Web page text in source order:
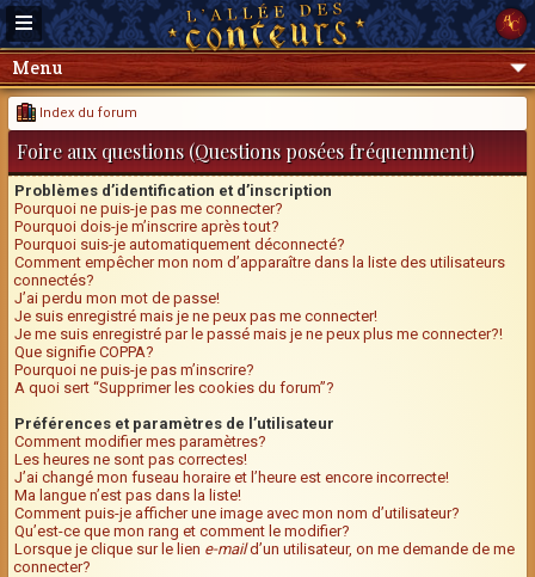
Menu
Index du forum
Foire aux questions (Questions posées fréquemment)
Problèmes d’identification et d’inscription
Pourquoi ne puis-je pas me connecter?
Pourquoi dois-je m’inscrire après tout?
Pourquoi suis-je automatiquement déconnecté?
Comment empêcher mon nom d’apparaître dans la liste des utilisateurs
connectés?
J’ai perdu mon mot de passe!
Je suis enregistré mais je ne peux pas me connecter!
Je me suis enregistré par le passé mais je ne peux plus me connecter?!
Que signifie COPPA?
Pourquoi ne puis-je pas m’inscrire?
A quoi sert “Supprimer les cookies du forum”?
Préférences et paramètres de l’utilisateur
Comment modifier mes paramètres?
Les heures ne sont pas correctes!
J’ai changé mon fuseau horaire et l’heure est encore incorrecte!
Ma langue n’est pas dans la liste!
Comment puis-je afficher une image avec mon nom d’utilisateur?
Qu’est-ce que mon rang et comment le modifier?
Lorsque je clique sur le lien e-maild’un utilisateur, on me demande de me
connecter?